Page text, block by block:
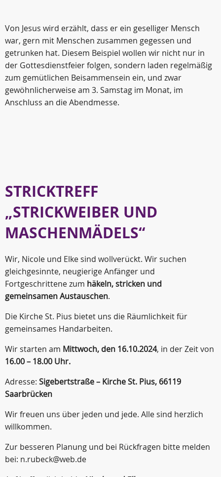
Von Jesus wird erzählt, dass er ein geselliger Mensch
war, gern mit Menschen zusammen gegessen und
getrunken hat. Diesem Beispiel wollen wir nicht nur in
der Gottesdienstfeier folgen, sondern laden regelmäßig
zum gemütlichen Beisammensein ein, und zwar
gewöhnlicherweise am 3. Samstag im Monat, im
Anschluss an die Abendmesse.
STRICKTREFF
„STRICKWEIBER UND
MASCHENMÄDELS“
Wir, Nicole und Elke sind wollverückt. Wir suchen
gleichgesinnte, neugierige Anfänger und
Fortgeschrittene zum häkeln, stricken und
gemeinsamen Austauschen.
Die Kirche St. Pius bietet uns die Räumlichkeit für
gemeinsames Handarbeiten.
Wir starten am Mittwoch, den 16.10.2024, in der Zeit von
16.00 – 18.00 Uhr.
Adresse: Sigebertstraße – Kirche St. Pius, 66119
Saarbrücken
Wir freuen uns über jeden und jede. Alle sind herzlich
willkommen.
Zur besseren Planung und bei Rückfragen bitte melden
bei: n.rubeck@web.de